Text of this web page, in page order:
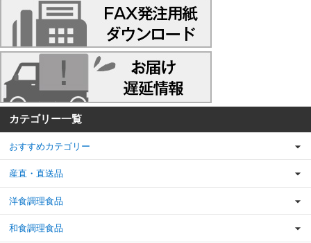
カテゴリー一覧
おすすめカテゴリー
産直・直送品
洋食調理食品
和食調理食品